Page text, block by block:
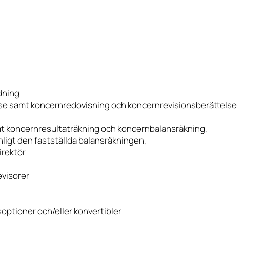
samt koncernredovisning och koncernrevisionsberättelse
koncernresultaträkning och koncernbalansräkning,
den fastställda balansräkningen,
och/eller konvertibler